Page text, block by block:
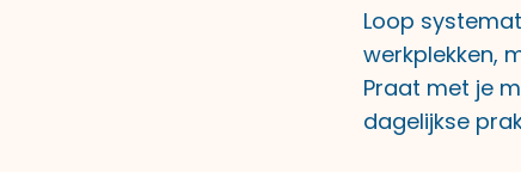
Loop
werkplekken,
Praat met je
dagelijkse